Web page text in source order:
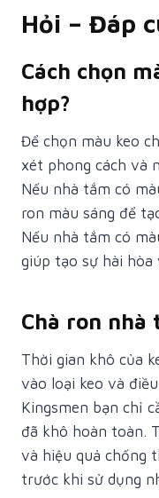
Hỏi – Đáp
Cách chọn
hợp?
Để chọn màu keo
xét phong cách và
Nếu nhà tắm có
ron màu sáng để
Nếu nhà tắm có
giúp tạo sự hài hòa
Chà ron nhà
Thời gian khô của
vào loại keo và
Kingsmen bạn chỉ
đã khô hoàn toàn.
và hiệu quả chống
trước khi sử dụng